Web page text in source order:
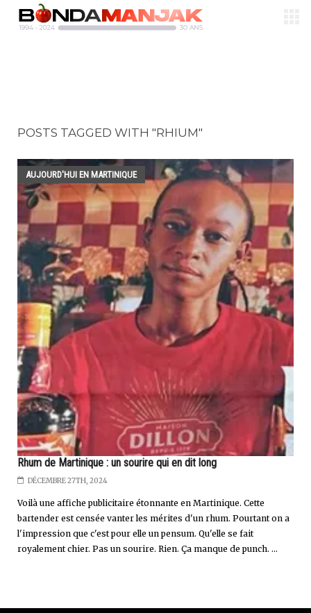
POSTS TAGGED WITH "RHIUM"
AUJOURD'HUI EN MARTINIQUE
Rhum de Martinique : un sourire qui en dit long
DÉCEMBRE 27TH, 2024
Voilà une affiche publicitaire étonnante en Martinique. Cette
bartender est censée vanter les mérites d'un rhum. Pourtant on a
l'impression que c'est pour elle un pensum. Qu'elle se fait
royalement chier. Pas un sourire. Rien. Ça manque de punch. ...